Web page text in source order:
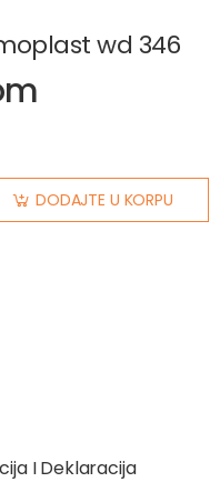
wd 346
DODAJTE U KORPU
I Deklaracija